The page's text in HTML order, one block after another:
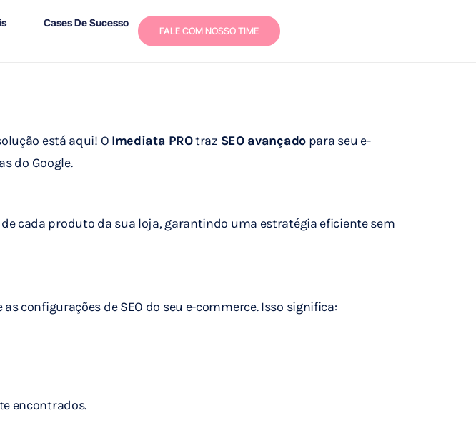
Cases De Sucesso
FALE COM NOSSO TIME
está aqui! O Imediata PROtraz SEO avançadopara seu e-
do Google.
de cada produto da sua loja, garantindo uma estratégia eficiente sem
de SEO do seu e-commerce. Isso significa:
encontrados.